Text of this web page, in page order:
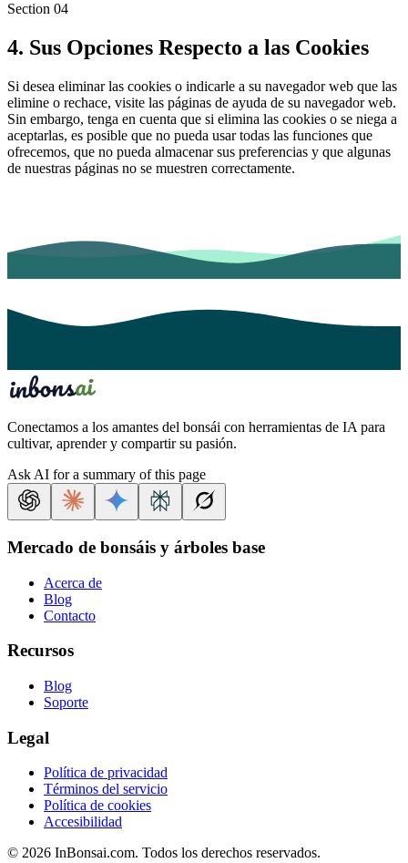
Section 04
4. Sus Opciones Respecto a las Cookies
Si desea eliminar las cookies o indicarle a su navegador web que las
elimine o rechace, visite las páginas de ayuda de su navegador web.
Sin embargo, tenga en cuenta que si elimina las cookies o se niega a
aceptarlas, es posible que no pueda usar todas las funciones que
ofrecemos, que no pueda almacenar sus preferencias y que algunas
de nuestras páginas no se muestren correctamente.
Conectamos a los amantes del bonsái con herramientas de IA para
cultivar, aprender y compartir su pasión.
Ask AI for a summary of this page
Mercado de bonsáis y árboles base
Acerca de
Blog
Contacto
Recursos
Blog
Soporte
Legal
Política de privacidad
Términos del servicio
Política de cookies
Accesibilidad
© 2026 InBonsai.com. Todos los derechos reservados.